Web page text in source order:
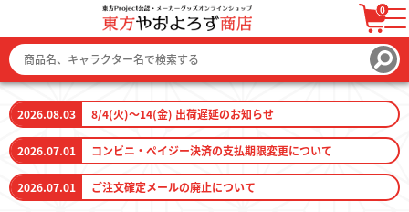
0
ログイン / 会員登録 カートを見る
ファッション
2026.08.03 8/4(火)～14(金) 出荷遅延のお知らせ
2026.07.01 コンビニ・ペイジー決済の支払期限変更について
2026.07.01 ご注文確定メールの廃止について